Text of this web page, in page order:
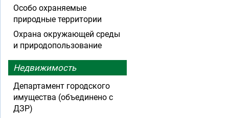
Особо охраняемые
природные территории
Охрана окружающей среды
и природопользование
Недвижимость
Департамент городского
имущества (объединено с
ДЗР)